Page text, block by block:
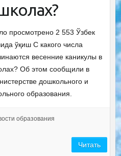
просмотрено 2 553 Ўзбек
ўқиш С какого числа
весенние каникулы в
Об этом сообщили в
дошкольного и
образования.
образования
Читать